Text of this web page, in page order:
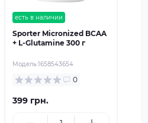
есть в наличии
Sporter Micronized BCAA
+ L-Glutamine 300 г
Модель:1658543654
0
399 грн.